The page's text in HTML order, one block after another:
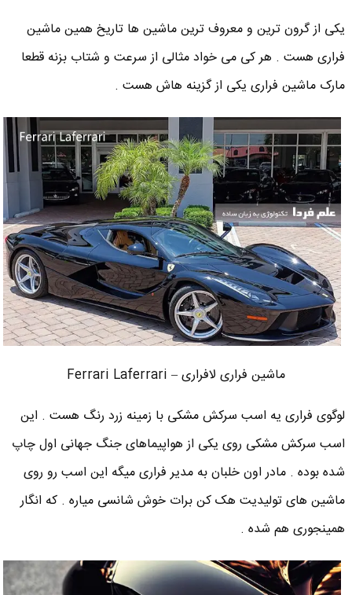
یکی از گرون ترین و معروف ترین ماشین ها تاریخ همین ماشین
فراری هست . هر کی می خواد مثالی از سرعت و شتاب بزنه قطعا
مارک ماشین فراری یکی از گزینه هاش هست .
ماشین فراری لافراری – Ferrari Laferrari
لوگوی فراری یه اسب سرکش مشکی با زمینه زرد رنگ هست . این
اسب سرکش مشکی روی یکی از هواپیماهای جنگ جهانی اول چاپ
شده بوده . مادر اون خلبان به مدیر فراری میگه این اسب رو روی
ماشین های تولیدیت هک کن برات خوش شانسی میاره . که انگار
همینجوری هم شده .